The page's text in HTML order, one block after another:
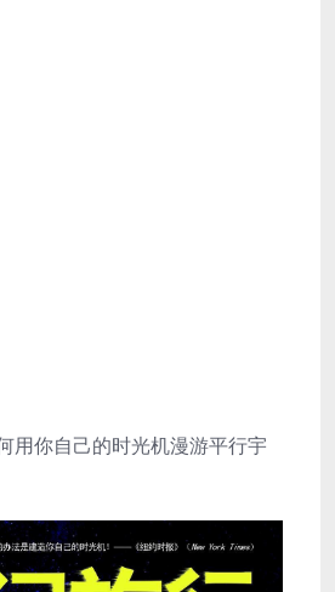
用你自己的时光机漫游平行宇